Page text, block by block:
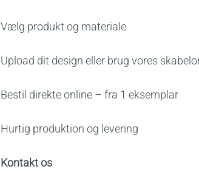
Vælg produkt og materiale
Upload dit design eller brug vores
Bestil direkte online – fra 1 eksemplar
Hurtig produktion og levering
Kontakt os